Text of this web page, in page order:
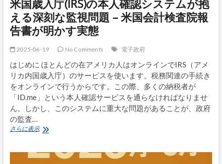
タ
イ
ム
フ
ッ
ン
グ
の
脅
威
～
ス
に
米国歳入庁(IRS)の本人確認システムが抱
える深刻な監視問題 – 米国会計検査院報
告書が明かす実態
2025-06-19 No Comments 電子政府
はじめに ほとんどの在アメリカ人はオンラインでIRS（アメ
リカ内国歳入庁）のサービスを使います。税務関連の手続き
をオンラインで行うからです。この際、多くの納税者が
「ID.me」という本人確認サービスを通らなければなりませ
ん。しかし、このシステムに重大な問題があることが、政府
の監査…
さらに表示米
入